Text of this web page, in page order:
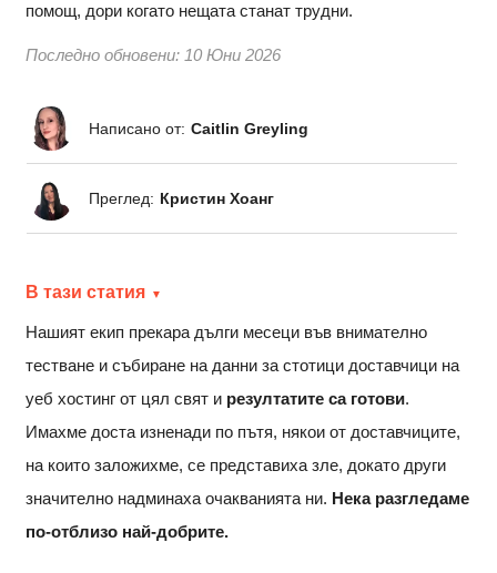
помощ, дори когато нещата станат трудни.
Последно обновени: 10 Юни 2026
Преглед: Кристин Хоанг
Написано от: Caitlin Greyling
В тази статия
Нашият екип прекара дълги месеци във внимателно
тестване и събиране на данни за стотици доставчици на
уеб хостинг от цял ​​свят и резултатите са готови.
Имахме доста изненади по пътя, някои от доставчиците,
на които заложихме, се представиха зле, докато други
значително надминаха очакванията ни. Нека разгледаме
по-отблизо най-добрите.